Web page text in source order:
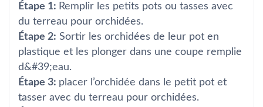
Étape 1: Remplir les petits pots ou tasses avec
du terreau pour orchidées.
Étape 2: Sortir les orchidées de leur pot en
plastique et les plonger dans une coupe remplie
d&#39;eau.
Étape 3: placer l’orchidée dans le petit pot et
tasser avec du terreau pour orchidées.